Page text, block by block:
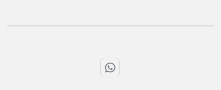
تماس با واتس اپ